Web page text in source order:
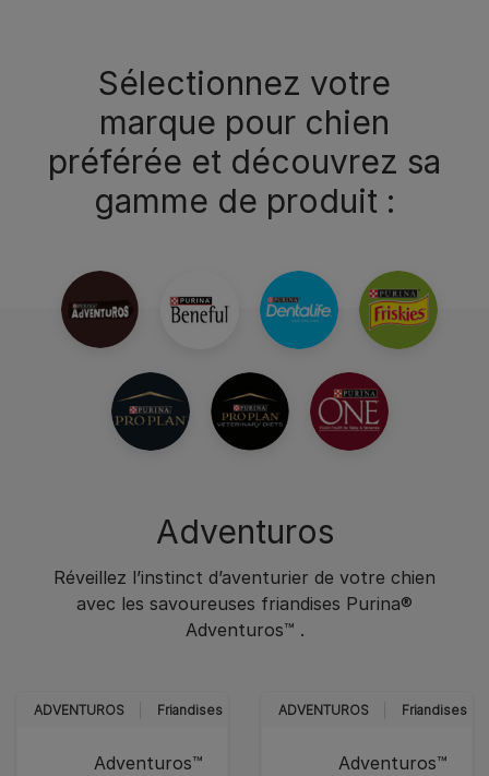
Sélectionnez votre
marque pour chien
préférée et découvrez sa
gamme de produit :
Adventuros
Réveillez l’instinct d’aventurier de votre chien
avec les savoureuses friandises Purina®
Adventuros™ .​
ADVENTUROS Friandises
Adventuros™
ADVENTUROS Friandises
Adventuros™